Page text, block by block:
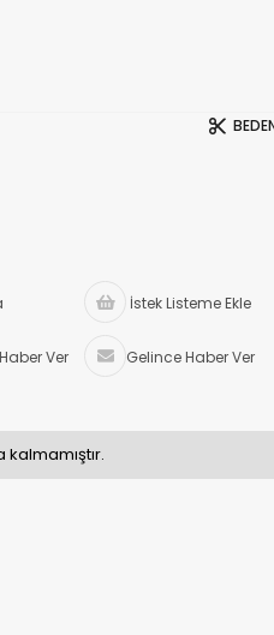
İstek Listeme Ekle
Ver Gelince Haber Ver
kalmamıştır.